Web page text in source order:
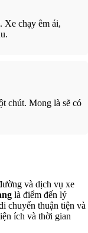
Xe chạy êm ái,
chút. Mong là sẽ có
và dịch vụ xe
là điểm đến lý
chuyển thuận tiện và
ích và thời gian